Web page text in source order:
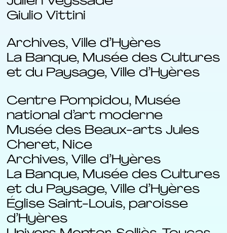
Giulio Vittini
Archives, Ville d’Hyères
La Banque, Musée des Cultures
et du Paysage, Ville d’Hyères
Centre Pompidou, Musée
national d’art moderne
Musée des Beaux-arts Jules
Cheret, Nice
Archives, Ville d’Hyères
La Banque, Musée des Cultures
et du Paysage, Ville d’Hyères
Église Saint-Louis, paroisse
d’Hyères